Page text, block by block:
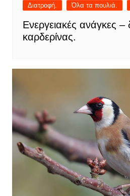
Διατροφή. Όλα τα πουλιά.
Ενεργειακές ανάγκες –
καρδερίνας.